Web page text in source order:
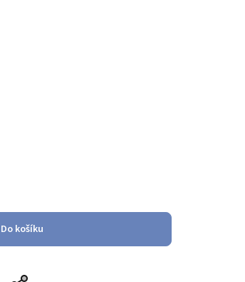
Do košíku